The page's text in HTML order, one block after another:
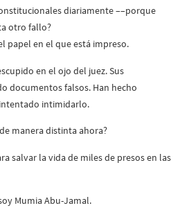
diariamente ––porque
otro fallo?
papel en el que está impreso.
en el ojo del juez. Sus
documentos falsos. Han hecho
intimidarlo.
manera distinta ahora?
salvar la vida de miles de presos en las
Mumia Abu-Jamal.